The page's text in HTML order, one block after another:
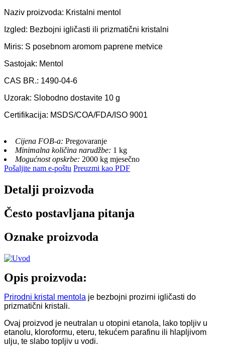
Naziv proizvoda: Kristalni mentol
Izgled: Bezbojni igličasti ili prizmatični kristalni
Miris: S posebnom aromom paprene metvice
Sastojak: Mentol
CAS BR.: 1490-04-6
Uzorak: Slobodno dostavite 10 g
Certifikacija: MSDS/COA/FDA/ISO 9001
Cijena FOB-a: Pregovaranje
Minimalna količina narudžbe: 1 kg
Mogućnost opskrbe: 2000 kg mjesečno
Pošaljite nam e-poštu Preuzmi kao PDF
Detalji proizvoda
Često postavljana pitanja
Oznake proizvoda
Opis proizvoda:
Prirodni kristal mentola je bezbojni prozirni igličasti do
prizmatični kristali.
Ovaj proizvod je neutralan u otopini etanola, lako topljiv u
etanolu, kloroformu, eteru, tekućem parafinu ili hlapljivom
ulju, te slabo topljiv u vodi.